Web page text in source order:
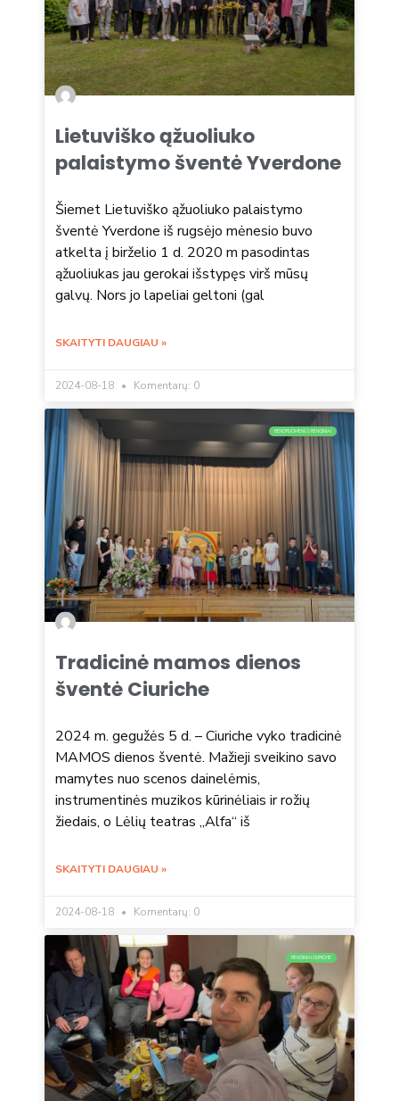
Lietuviško ąžuoliuko
palaistymo šventė Yverdone
Šiemet Lietuviško ąžuoliuko palaistymo
šventė Yverdone iš rugsėjo mėnesio buvo
atkelta į birželio 1 d. 2020 m pasodintas
ąžuoliukas jau gerokai išstypęs virš mūsų
galvų. Nors jo lapeliai geltoni (gal
SKAITYTI DAUGIAU »
2024-08-18 Komentarų: 0
BENDRUOMENĖS RENGINIAI
Tradicinė mamos dienos
šventė Ciuriche
2024 m. gegužės 5 d. – Ciuriche vyko tradicinė
MAMOS dienos šventė. Mažieji sveikino savo
mamytes nuo scenos dainelėmis,
instrumentinės muzikos kūrinėliais ir rožių
žiedais, o Lėlių teatras „Alfa“ iš
SKAITYTI DAUGIAU »
2024-08-18 Komentarų: 0
RENGINIAI CIURICHE